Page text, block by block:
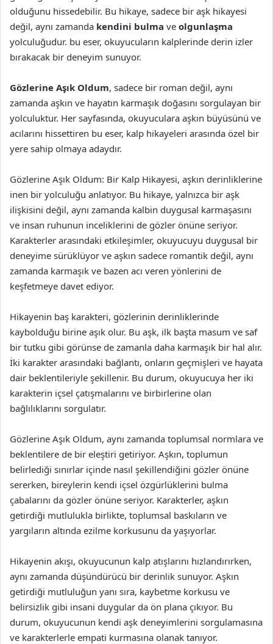
olduğunu hissedebilir. Bu hikaye, sadece bir aşk hikayesi
değil, aynı zamanda kendini bulma ve olgunlaşma
yolculuğudur. bu eser, okuyucuların kalplerinde derin izler
bırakacak bir deneyim sunuyor.
Gözlerine Aşık Oldum, sadece bir roman değil, aynı
zamanda aşkın ve hayatın karmaşık doğasını sorgulayan bir
yolculuktur. Her sayfasında, okuyuculara aşkın büyüsünü ve
acılarını hissettiren bu eser, kalp hikayeleri arasında özel bir
yere sahip olmaya adaydır.
Gözlerine Aşık Oldum: Bir Kalp Hikayesi, aşkın derinliklerine
inen bir yolculuğu anlatıyor. Bu hikaye, yalnızca bir aşk
ilişkisini değil, aynı zamanda kalbin duygusal karmaşasını
ve insan ruhunun inceliklerini de gözler önüne seriyor.
Karakterler arasındaki etkileşimler, okuyucuyu duygusal bir
deneyime sürüklüyor ve aşkın sadece romantik değil, aynı
zamanda karmaşık ve bazen acı veren yönlerini de
keşfetmeye davet ediyor.
Hikayenin baş karakteri, gözlerinin derinliklerinde
kaybolduğu birine aşık olur. Bu aşk, ilk başta masum ve saf
bir tutku gibi görünse de zamanla daha karmaşık bir hal alır.
İki karakter arasındaki bağlantı, onların geçmişleri ve hayata
dair beklentileriyle şekillenir. Bu durum, okuyucuya her iki
karakterin içsel çatışmalarını ve birbirlerine olan
bağlılıklarını sorgulatır.
Gözlerine Aşık Oldum, aynı zamanda toplumsal normlara ve
beklentilere de bir eleştiri getiriyor. Aşkın, toplumun
belirlediği sınırlar içinde nasıl şekillendiğini gözler önüne
sererken, bireylerin kendi içsel özgürlüklerini bulma
çabalarını da gözler önüne seriyor. Karakterler, aşkın
getirdiği mutlulukla birlikte, toplumsal baskıların ve
yargıların altında ezilme korkusunu da yaşıyorlar.
Hikayenin akışı, okuyucunun kalp atışlarını hızlandırırken,
aynı zamanda düşündürücü bir derinlik sunuyor. Aşkın
getirdiği mutluluğun yanı sıra, kaybetme korkusu ve
belirsizlik gibi insani duygular da ön plana çıkıyor. Bu
durum, okuyucunun kendi aşk deneyimlerini sorgulamasına
ve karakterlerle empati kurmasına olanak tanıyor.